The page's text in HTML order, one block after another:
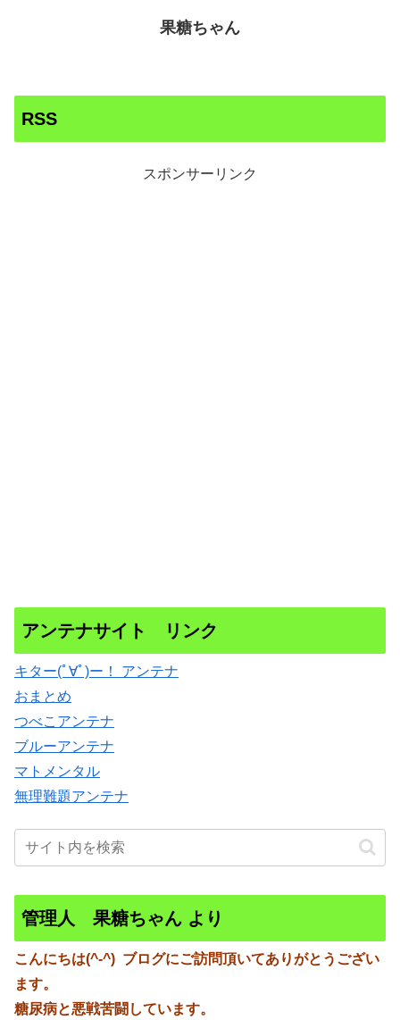
果糖ちゃん
RSS
スポンサーリンク
アンテナサイト リンク
キター(ﾟ∀ﾟ)ー！ アンテナ
おまとめ
つべこアンテナ
ブルーアンテナ
マトメンタル
無理難題アンテナ
管理人 果糖ちゃん より
こんにちは(^-^) ブログにご訪問頂いてありがとうござい
ます。
糖尿病と悪戦苦闘しています。